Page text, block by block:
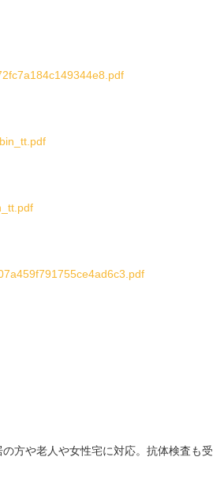
方や老人や女性宅に対応。抗体検査も受